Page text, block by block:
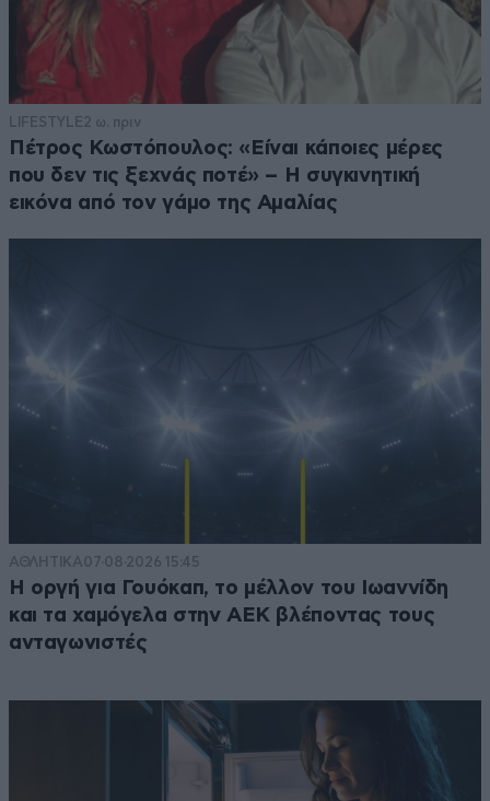
LIFESTYLE2 ω. πριν
Πέτρος Κωστόπουλος: «Είναι κάποιες μέρες
που δεν τις ξεχνάς ποτέ» – Η συγκινητική
εικόνα από τον γάμο της Αμαλίας
ΑΘΛΗΤΙΚΑ07·08·2026 15:45
Η οργή για Γουόκαπ, το μέλλον του Ιωαννίδη
και τα χαμόγελα στην ΑΕΚ βλέποντας τους
ανταγωνιστές